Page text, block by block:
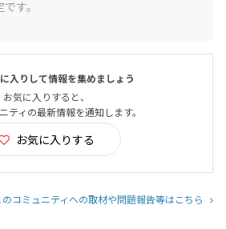
す。
入りして情報を集めましょう
お気に入りすると、
ティの最新情報を通知します。
お気に入りする
のコミュニティへの取材や問題報告等はこちら